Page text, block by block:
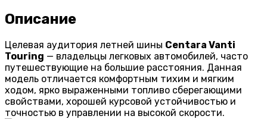
Описание
Целевая аудитория летней шины Centara Vanti
Touring — владельцы легковых автомобилей, часто
путешествующие на большие расстояния. Данная
модель отличается комфортным тихим и мягким
ходом, ярко выраженными топливо сберегающими
свойствами, хорошей курсовой устойчивостью и
точностью в управлении на высокой скорости.